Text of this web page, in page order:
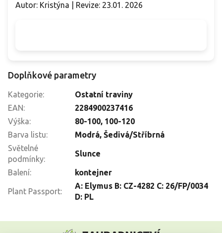
Autor: Kristýna | Revize: 23.01. 2026
Doplňkové parametry
Kategorie:
Ostatní traviny
EAN:
2284900237416
Výška: 80-100, 100-120
Barva listu: Modrá, Šedivá/Stříbrná
Světelné
podmínky:
Slunce
Balení: kontejner
Plant Passport:
A: Elymus B: CZ-4282 C: 26/FP/0034
D: PL